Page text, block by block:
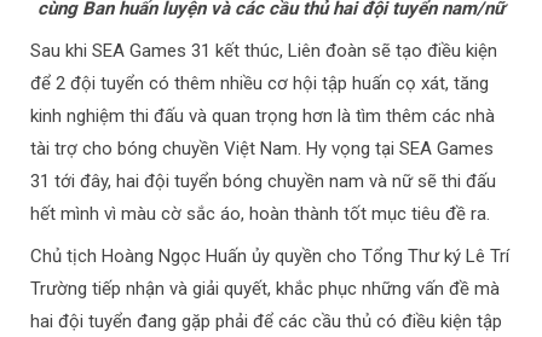
cùng Ban huấn luyện và các cầu thủ hai đội tuyển nam/nữ
Sau khi SEA Games 31 kết thúc, Liên đoàn sẽ tạo điều kiện
để 2 đội tuyển có thêm nhiều cơ hội tập huấn cọ xát, tăng
kinh nghiệm thi đấu và quan trọng hơn là tìm thêm các nhà
tài trợ cho bóng chuyền Việt Nam. Hy vọng tại SEA Games
31 tới đây, hai đội tuyển bóng chuyền nam và nữ sẽ thi đấu
hết mình vì màu cờ sắc áo, hoàn thành tốt mục tiêu đề ra.
Chủ tịch Hoàng Ngọc Huấn ủy quyền cho Tổng Thư ký Lê Trí
Trường tiếp nhận và giải quyết, khắc phục những vấn đề mà
hai đội tuyển đang gặp phải để các cầu thủ có điều kiện tập